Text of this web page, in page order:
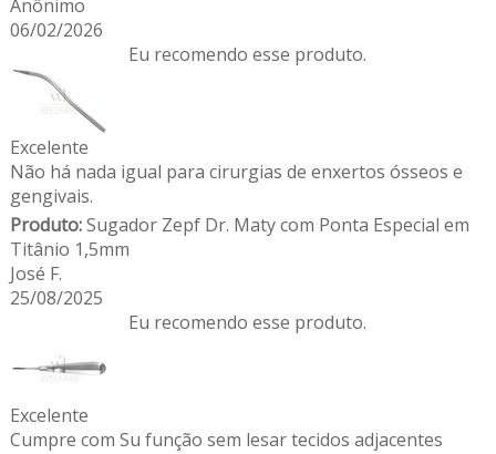
Anônimo
06/02/2026
Eu recomendo esse produto.
Excelente
Não há nada igual para cirurgias de enxertos ósseos e
gengivais.
Produto:Sugador Zepf Dr. Maty com Ponta Especial em
Titânio 1,5mm
José F.
25/08/2025
Eu recomendo esse produto.
Excelente
Cumpre com Su função sem lesar tecidos adjacentes